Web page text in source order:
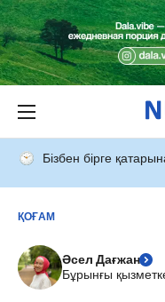
Бізбен бірге
ҚОҒАМ
Әсел Дағжан
Бұрынғы